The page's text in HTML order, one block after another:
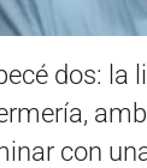
dos: la
con